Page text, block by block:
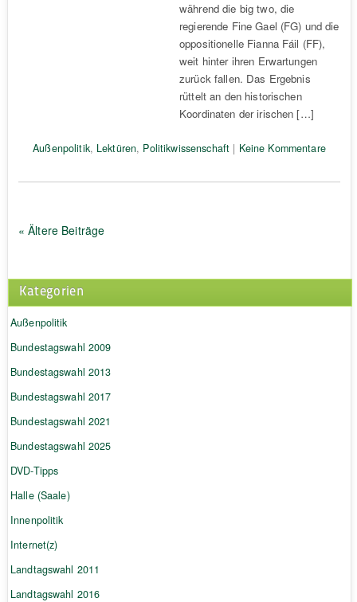
während die big two, die
regierende Fine Gael (FG) und die
oppositionelle Fianna Fáil (FF),
weit hinter ihren Erwartungen
zurück fallen. Das Ergebnis
rüttelt an den historischen
Koordinaten der irischen […]
Außenpolitik, Lektüren, Politikwissenschaft | Keine Kommentare
« Ältere Beiträge
Kategorien
Außenpolitik
Bundestagswahl 2009
Bundestagswahl 2013
Bundestagswahl 2017
Bundestagswahl 2021
Bundestagswahl 2025
DVD-Tipps
Halle (Saale)
Innenpolitik
Internet(z)
Landtagswahl 2011
Landtagswahl 2016